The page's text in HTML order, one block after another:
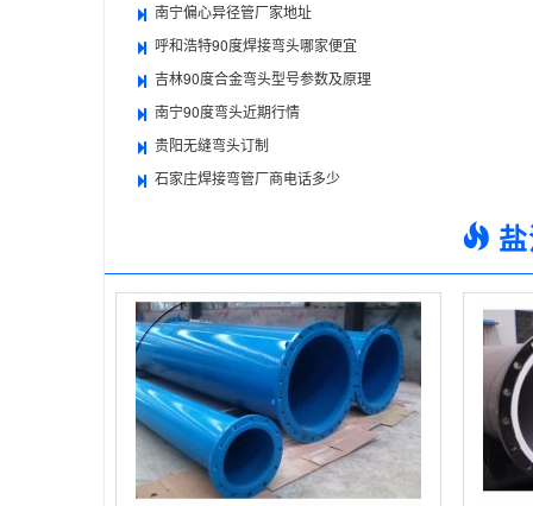
南宁偏心异径管厂家地址
呼和浩特90度焊接弯头哪家便宜
吉林90度合金弯头型号参数及原理
南宁90度弯头近期行情
贵阳无缝弯头订制
石家庄焊接弯管厂商电话多少